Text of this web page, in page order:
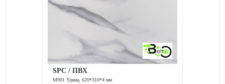
SPC / ПВХ
M901 Удина, 620*310*4 мм